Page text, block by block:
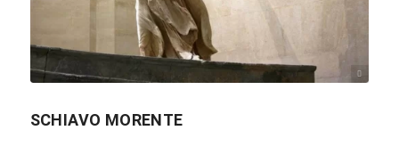
139904 / pixabay.com
SCHIAVO MORENTE